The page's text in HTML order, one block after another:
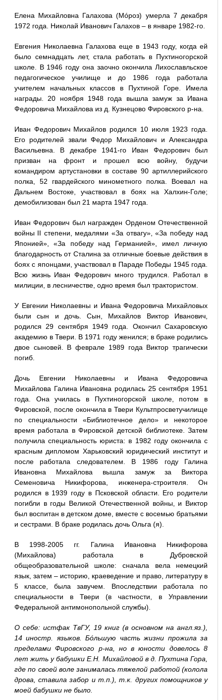
Елена Михайловна Галахова (Мóроз) умерла 7 декабря
1972 года. Николай Иванович Галахов – в январе 1982-го.
Евгения Николаевна Галахова еще в 1943 году, когда ей
было семнадцать лет, стала работать в Пухтиногорской
школе. В 1946 году она заочно окончила Лихославльское
педагогическое училище и до 1986 года работала
учителем начальных классов в Пухтиной Горе. Имела
награды. 20 ноября 1948 года вышла замуж за Ивана
Федоровича Михайлова из д. Кузнецово Фировского р-на.
Иван Федорович Михайлов родился 10 июля 1923 года.
Его родителей звали Федор Михайлович и Александра
Васильевна. В декабре 1941-го Иван Федорович был
призван на фронт и прошел всю войну, будучи
командиром артустановки в составе 90 артиллерийского
полка, 52 гвардейского минометного полка. Воевал на
Дальнем Востоке, участвовал в боях на Халхин-Голе;
демобилизован был 21 марта 1947 года.
Иван Федорович был награжден Орденом Отечественной
войны II степени, медалями «За отвагу», «За победу над
Японией», «За победу над Германией», имел личную
благодарность от Сталина за отличные боевые действия в
боях с японцами, участвовал в Параде Победы 1945 года.
Всю жизнь Иван Федорович много трудился. Работал в
милиции, в лесничестве, одно время был трактористом.
У Евгении Николаевны и Ивана Федоровича Михайловых
были сын и дочь. Сын, Михайлов Виктор Иванович,
родился 29 сентября 1949 года. Окончил Сахаровскую
академию в Твери. В 1971 году женился; в браке родились
двое сыновей. В феврале 1989 года Виктор трагически
погиб.
Дочь Евгении Николаевны и Ивана Федоровича
Михайлова Галина Ивановна родилась 25 сентября 1951
года. Она училась в Пухтиногорской школе, потом в
Фировской, после окончила в Твери Культпросветучилище
по специальности «Библиотечное дело» и некоторое
время работала в Фировской детской библиотеке. Затем
получила специальность юриста: в 1982 году окончила с
красным дипломом Харьковский юридический институт и
после работала следователем. В 1986 году Галина
Ивановна Михайлова вышла замуж за Виктора
Семеновича Никифорова, инженера-строителя. Он
родился в 1939 году в Псковской области. Его родители
погибли в годы Великой Отечественной войны, и Виктор
был воспитан в детском доме, вместе с восемью братьями
и сестрами. В браке родилась дочь Ольга (я).
В 1998-2005 гг. Галина Ивановна Никифорова
(Михайлова) работала в Дубровской
общеобразовательной школе: сначала вела немецкий
язык, затем – историю, краеведение и право, литературу в
5 классе, была завучем. Впоследствии работала по
специальности в Твери (в частности, в Управлении
Федеральной антимонопольной службы).
О себе: истфак ТвГУ, 19 книг (в основном на англ.яз.),
14 иностр. языков. Бóльшую часть жизни прожила за
пределами Фировского р-на, но в юности довелось 8
лет жить у бабушки Е.Н. Михайловой в д. Пухтина Гора,
где по своей воле занималась тяжелой работой (колола
дрова, ставила забор и т.п.), т.к. других помощников у
моей бабушки не было.